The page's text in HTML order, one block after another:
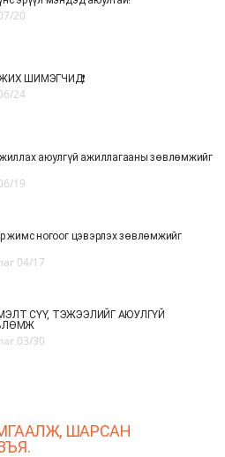
20
ШИМЭГЧИД❗️
24
аюулгүй ажиллагааны зөвлөмжийг
19
жимс ногоог цэвэрлэх зөвлөмжийг
04/17
СҮҮ, ТЭЖЭЭЛИЙГ АЮУЛГҮЙ
03/30
ШАРСАН